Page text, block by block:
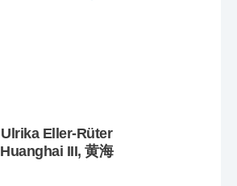
Ulrika Eller-Rüter
Huanghai III, 黄海